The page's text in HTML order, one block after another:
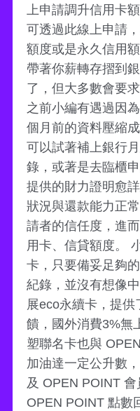
上申請調升信用卡
可透過此線上申請
額度或是永久信用
帶著你薪轉存摺到
了，但大多數會要
之前小編有遇過因
個月前的資料壓縮
可以試著補上銀行
錄，或著是去臨櫃
提供的財力證明愈
狀況與還款能力正
請者的信任度，進
用卡、信貸額度。
卡，只要備妥足夠
紀錄，並沒有想像
展eco永續卡，提供
饋，國外消費3%無
塑聯名卡也與
加油達一定公升數
及 OPEN POINT
OPEN POINT 點數